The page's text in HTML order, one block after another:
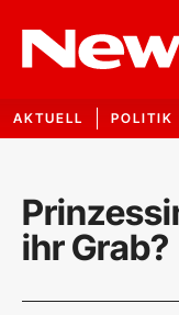
AKTUELL POLITIK
ihr Grab?